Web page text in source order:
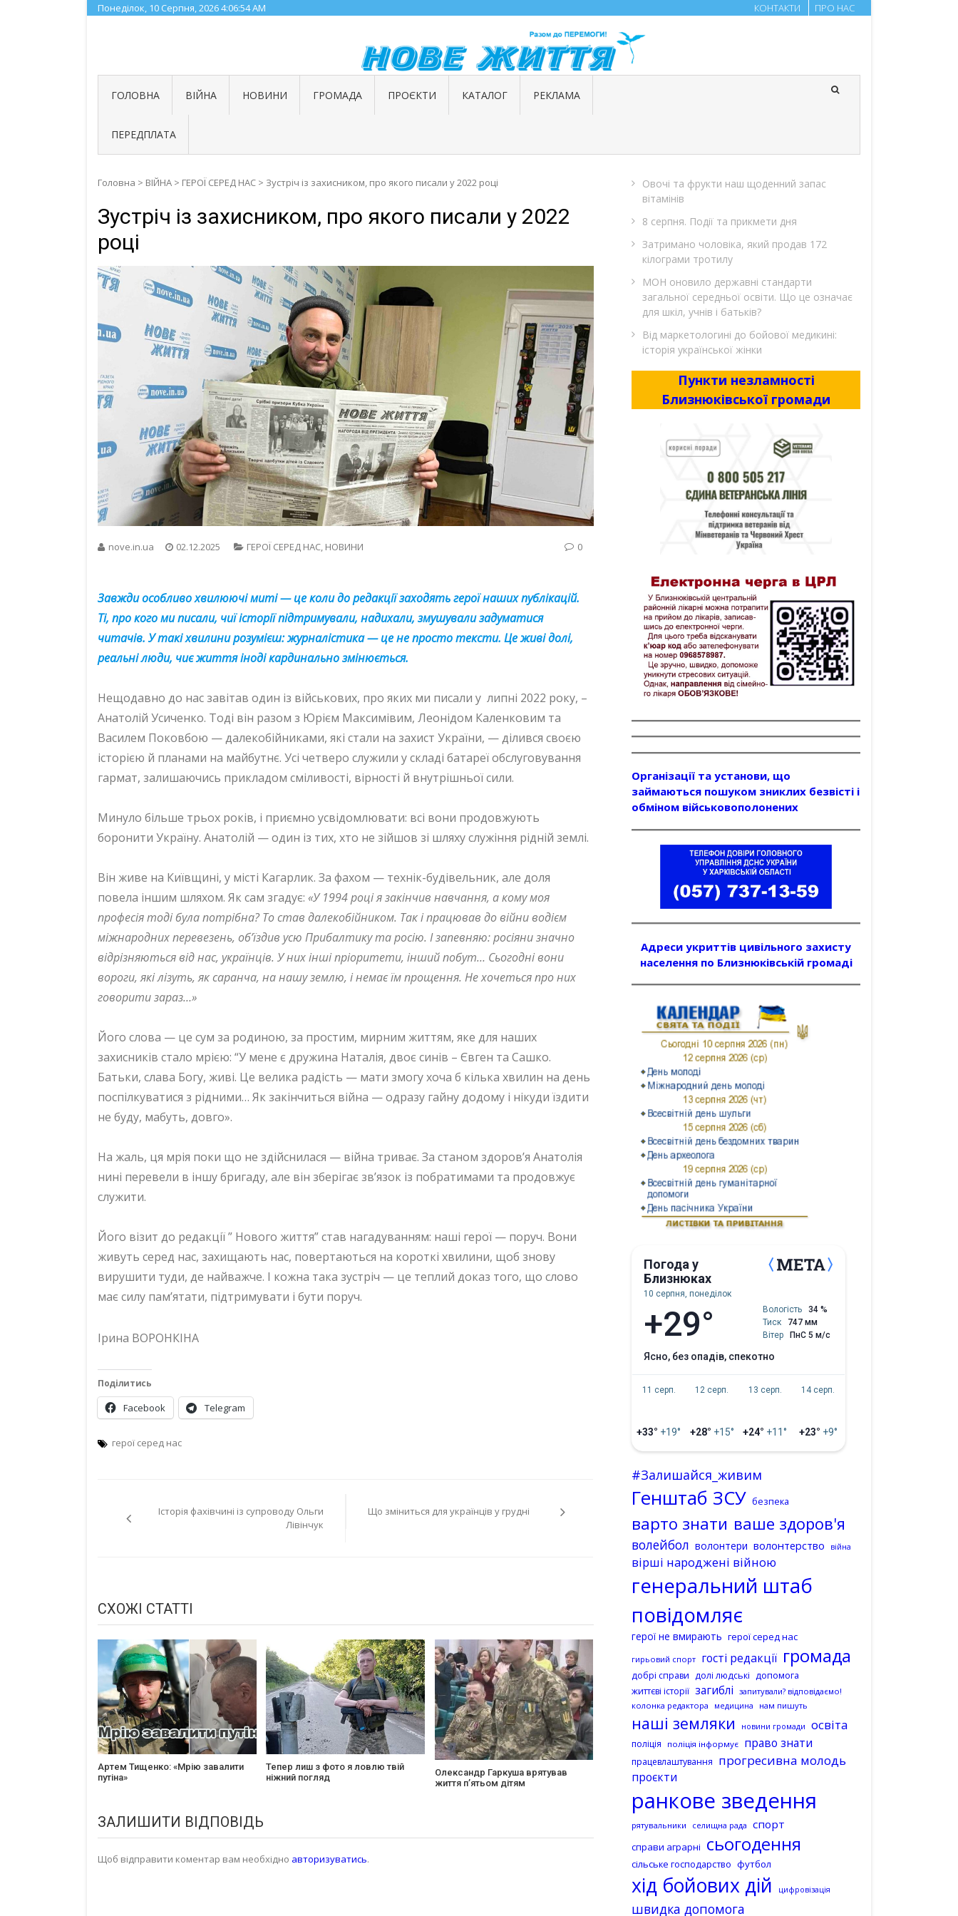
Skip
to
Понеділок, 10 Серпня, 20264:06:55 AM КОНТАКТИ ПРО НАС
ГОЛОВНА ВІЙНА НОВИНИ ГРОМАДА ПРОЄКТИ КАТАЛОГ РЕКЛАМА
ПЕРЕДПЛАТА
Головна > ВІЙНА > ГЕРОЇ СЕРЕД НАС > Зустріч із захисником, про якого писали у 2022 році
Зустріч із захисником, про якого писали у 2022
році
nove.in.ua 02.12.2025 ГЕРОЇ СЕРЕД НАС, НОВИНИ 0
Завжди особливо хвилюючі миті — це коли до редакції заходять герої наших публікацій.
Ті, про кого ми писали, чиї історії підтримували, надихали, змушували задуматися
читачів. У такі хвилини розумієш: журналістика — це не просто тексти. Це живі долі,
реальні люди, чиє життя іноді кардинально змінюється.
Нещодавно до нас завітав один із військових, про яких ми писали у липні 2022 року, –
Анатолій Усиченко. Тоді він разом з Юрієм Максимівим, Леонідом Каленковим та
Василем Поковбою — далекобійниками, які стали на захист України, — ділився своєю
історією й планами на майбутнє. Усі четверо служили у складі батареї обслуговування
гармат, залишаючись прикладом сміливості, вірності й внутрішньої сили.
Минуло більше трьох років, і приємно усвідомлювати: всі вони продовжують
боронити Україну. Анатолій — один із тих, хто не зійшов зі шляху служіння рідній землі.
Він живе на Київщині, у місті Кагарлик. За фахом — технік-будівельник, але доля
повела іншим шляхом. Як сам згадує: «У 1994 році я закінчив навчання, а кому моя
професія тоді була потрібна? То став далекобійником. Так і працював до війни водієм
міжнародних перевезень, об’їздив усю Прибалтику та росію. І запевняю: росіяни значно
відрізняються від нас, українців. У них інші пріоритети, інший побут… Сьогодні вони
вороги, які лізуть, як саранча, на нашу землю, і немає їм прощення. Не хочеться про них
говорити зараз…»
Його слова — це сум за родиною, за простим, мирним життям, яке для наших
захисників стало мрією: “У мене є дружина Наталія, двоє синів – Євген та Сашко.
Батьки, слава Богу, живі. Це велика радість — мати змогу хоча б кілька хвилин на день
поспілкуватися з рідними… Як закінчиться війна — одразу гайну додому і нікуди їздити
не буду, мабуть, довго».
На жаль, ця мрія поки що не здійснилася — війна триває. За станом здоров’я Анатолія
нині перевели в іншу бригаду, але він зберігає зв’язок із побратимами та продовжує
служити.
Його візит до редакції ” Нового життя” став нагадуванням: наші герої — поруч. Вони
живуть серед нас, захищають нас, повертаються на короткі хвилини, щоб знову
вирушити туди, де найважче. І кожна така зустріч — це теплий доказ того, що слово
має силу пам’ятати, підтримувати і бути поруч.
Ірина ВОРОНКІНА
Поділитись
Facebook Telegram
герої серед нас
записівІсторія фахівчині із супроводу Ольги
Лівінчук
Що зміниться для українців у грудні
СХОЖІ СТАТТІ
Артем Тищенко: «Мрію завалити
путіна»
Тепер лиш з фото я ловлю твій
ніжний погляд
Олександр Гаркуша врятував
життя п’ятьом дітям
ЗАЛИШИТИ ВІДПОВІДЬ
Щоб відправити коментар вам необхідно авторизуватись.
Овочі та фрукти наш щоденний запас
вітамінів
8 серпня. Події та прикмети дня
Затримано чоловіка, який продав 172
кілограми тротилу
МОН оновило державні стандарти
загальної середньої освіти. Що це означає
для шкіл, учнів і батьків?
Від маркетологині до бойової медикині:
історія української жінки
Пункти незламності
Близнюківської громади
Організації та установи, що
займаються пошуком зниклих безвісті і
обміном військовополонених
Адреси укриттів цивільного захисту
населення по Близнюківській громаді
Погода у
Близнюках
10 серпня, понеділок
+29° Вологість
34 %
Тиск
747 мм
Вітер
ПнС 5 м/с
ясно, без опадів, спекотно
11 серп.
+33° +19°
12 серп.
+28° +15°
13 серп.
+24° +11°
14 серп.
+23° +9°
#Залишайся_живим
Генштаб ЗСУ безпека
варто знати ваше здоров'я
волейбол волонтери волонтерство війна
вірші народжені війною
генеральний штаб
повідомляє
герої не вмирають герої серед нас
гирьовий спорт гості редакції громада
добрі справи долі людські допомога
життєві історії загиблі запитували? відповідаємо!
колонка редактора
медицина нам пишуть
наші земляки новини громади освіта
поліція поліція інформує право знати
працевлаштування прогресивна молодь
проєкти
ранкове зведення
рятувальники селищна рада спорт
справи аграрні сьогодення
сільське господарство футбол
хід бойових дій цифровізація
швидка допомога